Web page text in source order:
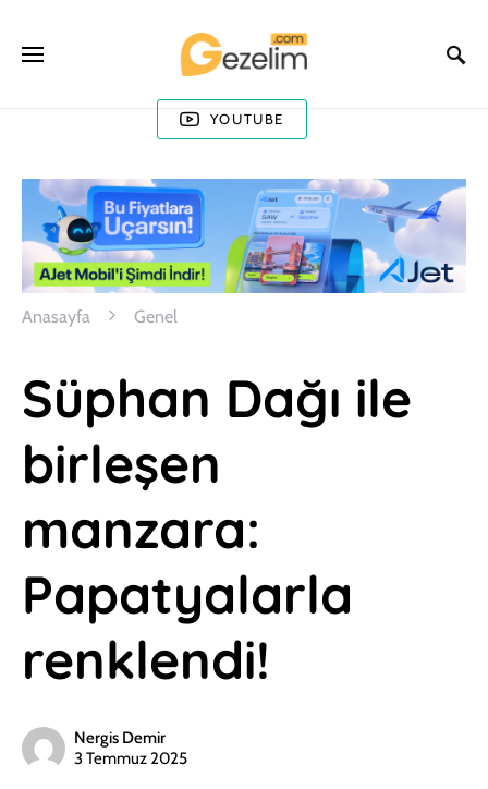
YOUTUBE
Anasayfa Genel
Süphan Dağı ile
birleşen
manzara:
Papatyalarla
renklendi!
Nergis Demir
3 Temmuz 2025